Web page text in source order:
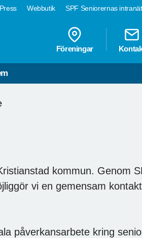
Press Webbutik SPF Seniorernas intranät
Föreningar
kommun. Genom
vi en gemensam
påverkansarbete kring